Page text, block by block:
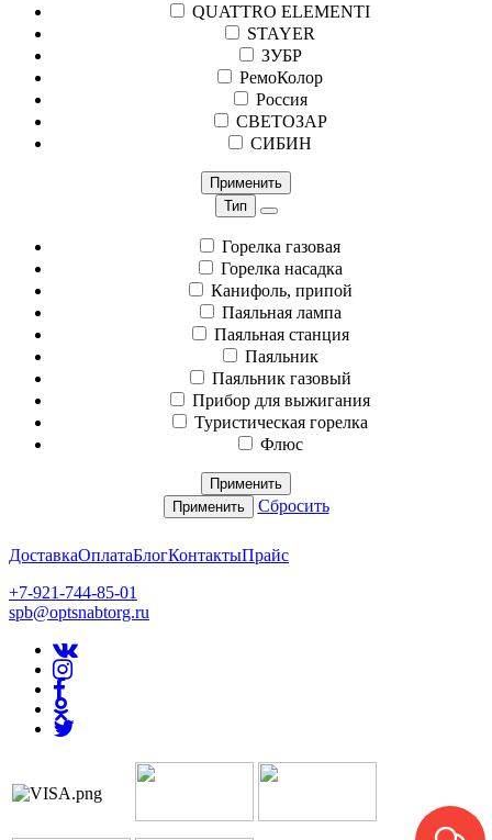
QUATTRO ELEMENTI
STAYER
ЗУБР
РемоКолор
Россия
СВЕТОЗАР
СИБИН
Применить
Тип
Горелка газовая
Горелка насадка
Канифоль, припой
Паяльная лампа
Паяльная станция
Паяльник
Паяльник газовый
Прибор для выжигания
Туристическая горелка
Флюс
Применить
Применить
Сбросить
ДоставкаОплатаБлогКонтактыПрайс
+7-921-744-85-01
spb@optsnabtorg.ru